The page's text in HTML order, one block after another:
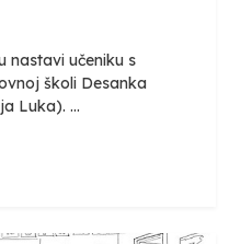
nastavi učeniku s
školi Desanka
Luka). ...